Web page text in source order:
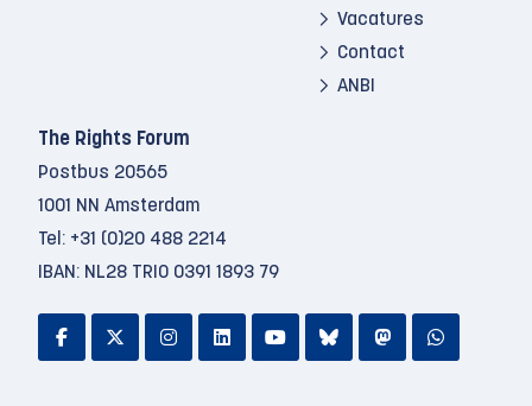
Vacatures
Contact
ANBI
The Rights Forum
Postbus 20565
1001 NN Amsterdam
Tel: +31 (0)20 488 2214
IBAN: NL28 TRIO 0391 1893 79